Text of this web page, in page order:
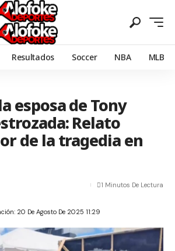
Resultados Soccer NBA MLB
esposa de Tony
Relato
de la tragedia en
20 De Agosto De 2025 11:29
1 Minutos De Lectura